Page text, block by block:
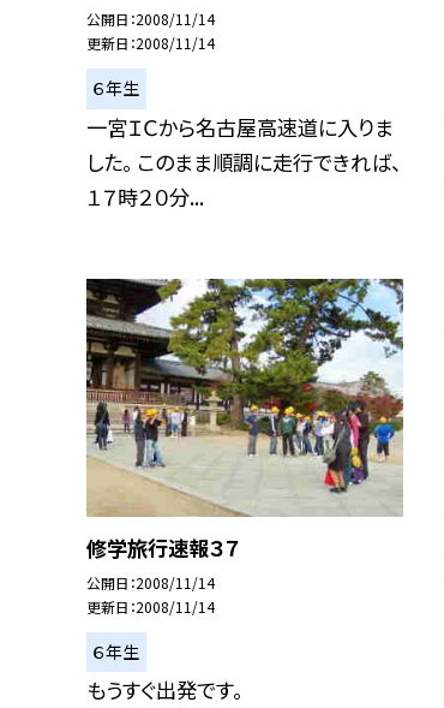
公開日 2008/11/14
更新日 2008/11/14
６年生
一宮ＩＣから名古屋高速道に入りま
した。 このまま順調に走行できれば、
１７時２０分...
修学旅行速報３７
公開日 2008/11/14
更新日 2008/11/14
６年生
もうすぐ出発です。